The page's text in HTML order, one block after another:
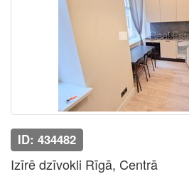
ID: 434482
Izīrē dzīvokli Rīgā, Centrā